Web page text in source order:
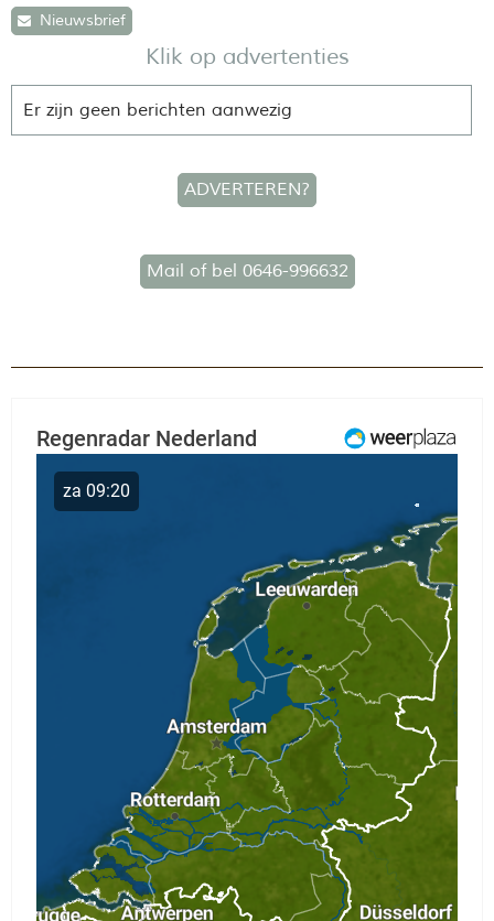
Nieuwsbrief
Klik op advertenties
Er zijn geen berichten aanwezig
ADVERTEREN?
Mail of bel 0646-996632